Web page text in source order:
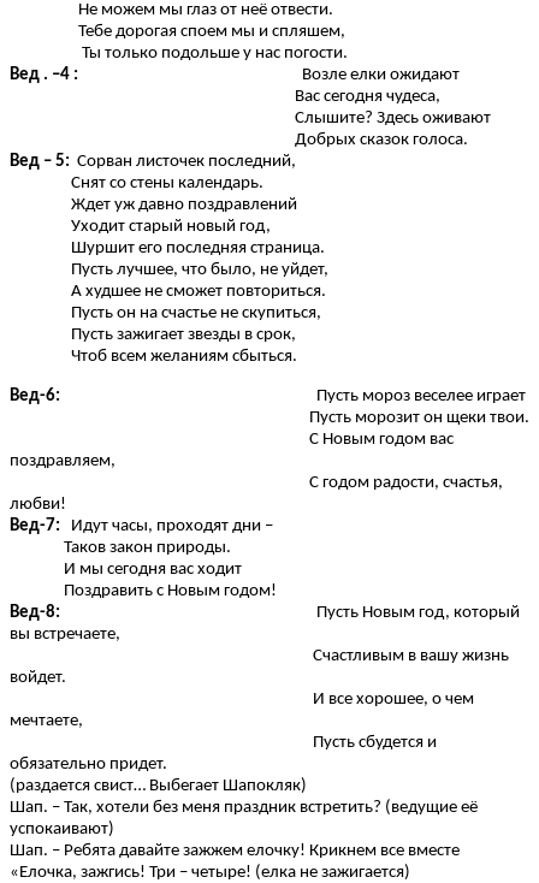
Не можем мы глаз от неё отвести.
Тебе дорогая споем мы и спляшем,
Ты только подольше у нас погости.
Вед . –4 : Возле елки ожидают
Вас сегодня чудеса,
Слышите? Здесь оживают
Добрых сказок голоса.
Вед – 5: Сорван листочек последний,
Снят со стены календарь.
Ждет уж давно поздравлений
Уходит старый новый год,
Шуршит его последняя страница.
Пусть лучшее, что было, не уйдет,
А худшее не сможет повториться.
Пусть он на счастье не скупиться,
Пусть зажигает звезды в срок,
Чтоб всем желаниям сбыться.
Вед-6:
Пусть мороз веселее играет
Пусть морозит он щеки твои.
С Новым годом вас
поздравляем,
С годом радости, счастья,
любви!
Вед-7:
Идут часы, проходят дни –
Таков закон природы.
И мы сегодня вас ходит
Поздравить с Новым годом!
Вед-8:
Пусть Новым год, который
вы встречаете,
Счастливым в вашу жизнь
войдет.
И все хорошее, о чем
мечтаете,
Пусть сбудется и
обязательно придет.
(раздается свист… Выбегает Шапокляк)
Шап. – Так, хотели без меня праздник встретить? (ведущие её
успокаивают)
Шап. – Ребята давайте зажжем елочку! Крикнем все вместе
«Елочка, зажгись! Три – четыре! (елка не зажигается)